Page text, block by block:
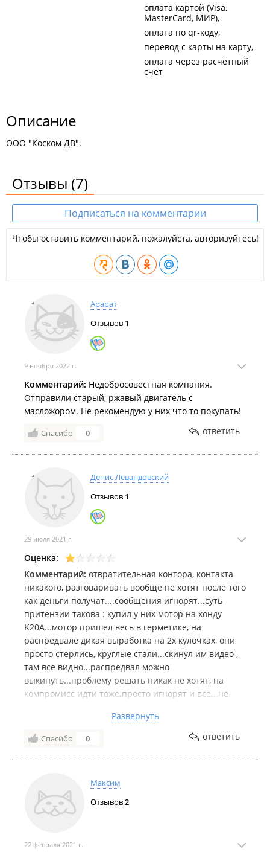
оплата картой (Visa,
MasterCard, МИР)
оплата по qr-коду
перевод с карты на карту
оплата через расчётный
счёт
Описание
ООО "Коском ДВ".
Отзывы (7)
Подписаться на комментарии
Чтобы оставить комментарий, пожалуйста, авторизуйтесь!
Арарат
Отзывов 1
9 ноября 2022 г.
Комментарий: Недобросовестная компания.
Отправили старый, ржавый двигатель с
масложором. Не рекомендую у них что то покупать!
Спасибо 0 ответить
Денис Левандовский
Отзывов 1
29 июля 2021 г.
Оценка:
Комментарий: отвратительная контора, контакта
никакого, разговаривать вообще не хотят после того
как деньги получат....сообщения игнорят...суть
притензии такова : купил у них мотор на хонду
K20A...мотор пришел весь в герметике, на
распредвале дикая выработка на 2х кулочках, они
просто стерлись, круглые стали...скинул им видео ,
там все видно...распредвал можно
выкинуть...проблему решать никак не хотят, на
компромисс идти тоже.просто игнорят и все.. не
сервиса "Рога и Копыта", надеюсь мой отзыв
убережет других покупателей от подобных проблем
с этой лавкой...
Развернуть
Спасибо 0 ответить
Максим
Отзывов2
22 февраля 2021 г.